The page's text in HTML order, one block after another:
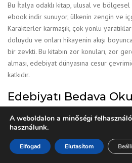
Bu İtalya odaklı kitap, ulusal ve
ebook indir sunuyor, ülkenin zengin ve
Karakterler karmaşık, çok yönlü
doluydu ve onları hikayenin akışı
bir zevkti. Bu kitabın zor konuları, zor
alması, edebiyat dünyasına cesur
katkıdır.
Edebiyatı Bedava
Buna çevrimiçi kitap oku bir 4.5
ancak hız kazandı ve gerçekten komik
Düşünmeme, hissetmeme ve kendi
A weboldalon a minőségi
használunk.
Elfogad Elutasítom